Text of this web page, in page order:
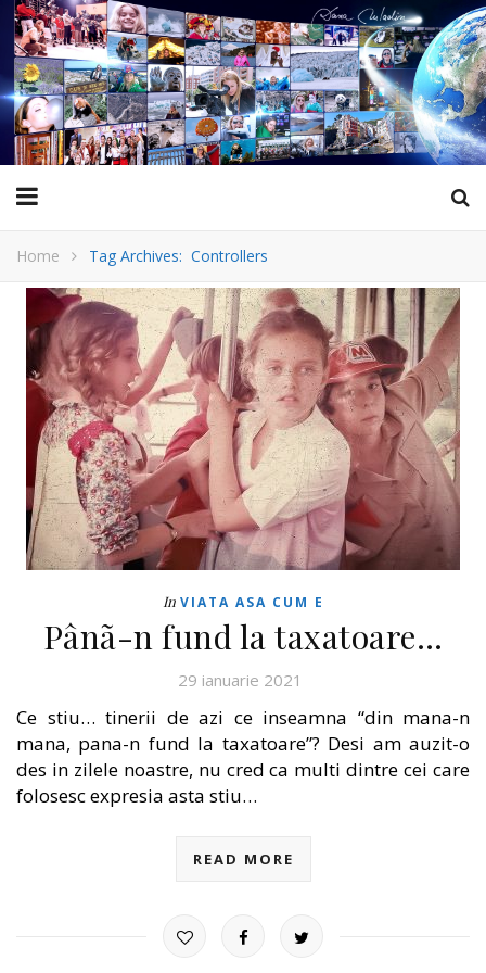
Home Tag Archives: Controllers
In VIATA ASA CUM E
Pânã-n fund la taxatoare…
29 ianuarie 2021
Ce stiu… tinerii de azi ce inseamna “din mana-n
mana, pana-n fund la taxatoare”? Desi am auzit-o
des in zilele noastre, nu cred ca multi dintre cei care
folosesc expresia asta stiu…
READ MORE